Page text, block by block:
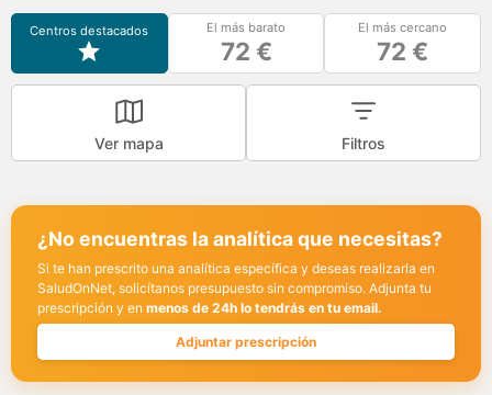
Centros destacados El más barato
72 €
El más cercano
72 €
Ver mapa Filtros
¿No encuentras la analítica que necesitas?
Si te han prescrito una analítica específica y deseas realizarla en
SaludOnNet, solicítanos presupuesto sin compromiso. Adjunta tu
prescripción y en menos de 24h lo tendrás en tu email.
Adjuntar prescripción